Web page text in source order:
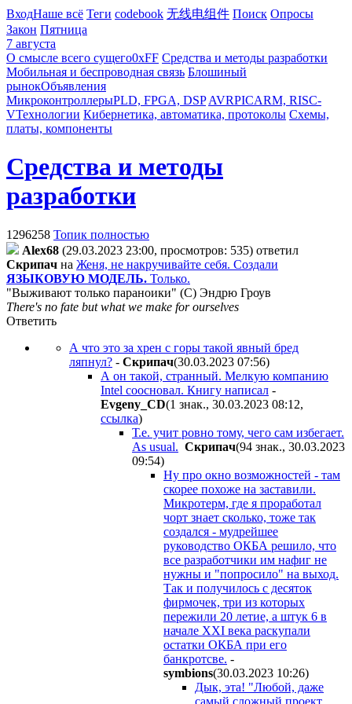
ВходНаше всё Теги codebook 无线电组件 Поиск Опросы
Закон Пятница
7 августа
О смысле всего сущего0xFF Средства и методы разработки
Мобильная и беспроводная связь Блошиный
рынокОбъявления
МикроконтроллерыPLD, FPGA, DSP AVRPICARM, RISC-
VТехнологии Кибернетика, автоматика, протоколы Схемы,
платы, компоненты
Средства и методы
разработки
1296258 Топик полностью
Alex68 (29.03.2023 23:00, просмотров: 535) ответил
Cкpипaч на Женя, не накручивайте себя. Создали
ЯЗЫКОВУЮ МОДЕЛЬ. Только.
"Выживают только параноики" (С) Эндрю Гроув
There's no fate but what we make for ourselves
Ответить
А что это за хрен с горы такой явный бред
ляпнул? - Cкpипaч(30.03.2023 07:56)
А он такой, странный. Мелкую компанию
Intel соосновал. Книгу написал -
Evgeny_CD(1 знак., 30.03.2023 08:12,
ссылка)
Т.е. учит ровно тому, чего сам избегает.
As usual. Cкpипaч(94 знак., 30.03.2023
09:54)
Ну про окно возможностей - там
скорее похоже на заставили.
Микротерм, где я проработал
чорт знает сколько, тоже так
создался - мудрейшее
руководство ОКБА решило, что
все разработчики им нафиг не
нужны и "попросило" на выход.
Так и получилось с десяток
фирмочек, три из которых
пережили 20 летие, а штук 6 в
начале XXI века раскупали
остатки ОКБА при его
банкротсве. -
symbions(30.03.2023 10:26)
Дык, эта! "Любой, даже
самый сложный проект,